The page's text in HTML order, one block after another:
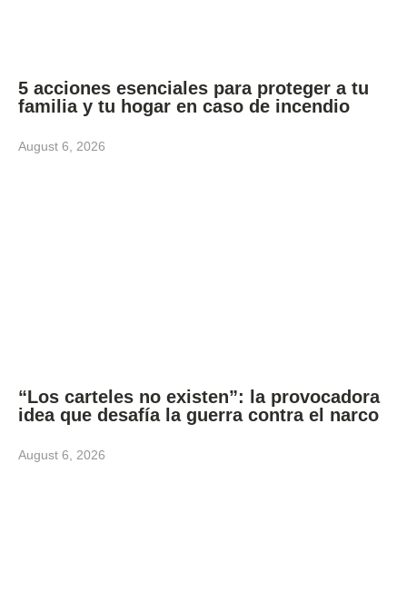
5 acciones esenciales para proteger a tu
familia y tu hogar en caso de incendio
August 6, 2026
“Los carteles no existen”: la provocadora
idea que desafía la guerra contra el narco
August 6, 2026